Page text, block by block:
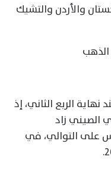
والأردن والتشيك
الذهب
الربع الثاني، إذ
الصيني زاد
على التوالي، في